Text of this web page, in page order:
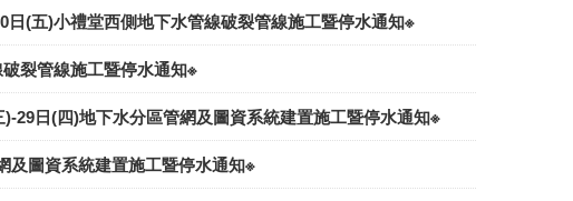
日(五)小禮堂西側地下水管線破裂管線施工暨停水通知※
裂管線施工暨停水通知※
29日(四)地下水分區管網及圖資系統建置施工暨停水通知※
及圖資系統建置施工暨停水通知※